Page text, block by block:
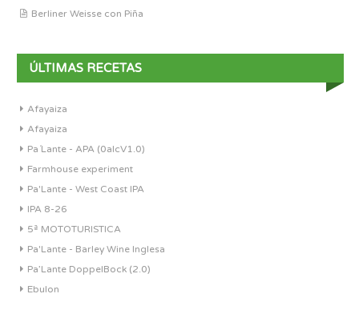
Berliner Weisse con Piña
ÚLTIMAS RECETAS
Afayaiza
Afayaiza
Pa´Lante - APA (0alcV1.0)
Farmhouse experiment
Pa'Lante - West Coast IPA
IPA 8-26
5ª MOTOTURISTICA
Pa'Lante - Barley Wine Inglesa
Pa’Lante DoppelBock (2.0)
Ebulon